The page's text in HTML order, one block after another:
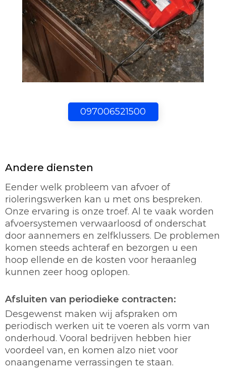
097006521500
Andere diensten
Eender welk probleem van afvoer of
rioleringswerken kan u met ons bespreken.
Onze ervaring is onze troef. Al te vaak worden
afvoersystemen verwaarloosd of onderschat
door aannemers en zelfklussers. De problemen
komen steeds achteraf en bezorgen u een
hoop ellende en de kosten voor heraanleg
kunnen zeer hoog oplopen.
Afsluiten van periodieke contracten:
Desgewenst maken wij afspraken om
periodisch werken uit te voeren als vorm van
onderhoud. Vooral bedrijven hebben hier
voordeel van, en komen alzo niet voor
onaangename verrassingen te staan.